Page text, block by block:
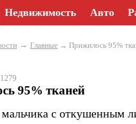
Недвижимость Авто
→ Главные → Прижилось 95%
95% тканей
мальчика с откушенным